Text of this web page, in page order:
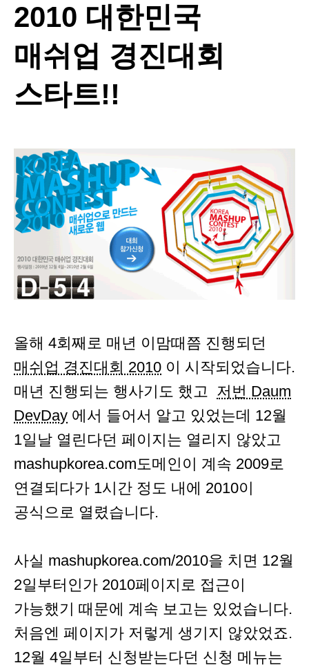
2010 대한민국
매쉬업 경진대회
스타트!!
올해 4회째로 매년 이맘때쯤 진행되던
매쉬업 경진대회 2010 이 시작되었습니다.
매년 진행되는 행사기도 했고 저번 Daum
DevDay 에서 들어서 알고 있었는데 12월
1일날 열린다던 페이지는 열리지 않았고
mashupkorea.com도메인이 계속 2009로
연결되다가 1시간 정도 내에 2010이
공식으로 열렸습니다.
사실 mashupkorea.com/2010을 치면 12월
2일부터인가 2010페이지로 접근이
가능했기 때문에 계속 보고는 있었습니다.
처음엔 페이지가 저렇게 생기지 않았었죠.
12월 4일부터 신청받는다던 신청 메뉴는